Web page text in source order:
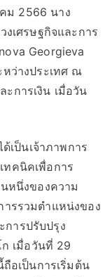
ม 2566 นาง
งเศรษฐกิจและการ
Georgieva
หว่างประเทศ ณ
การเงิน เมื่อวัน
เป็นเจ้าภาพการ
คนิคเพื่อการ
หนึ่งของความ
ารรวมตำแหน่งของ
ารปรับปรุง
เมื่อวันที่ 29
อเป็นการเริ่มต้น